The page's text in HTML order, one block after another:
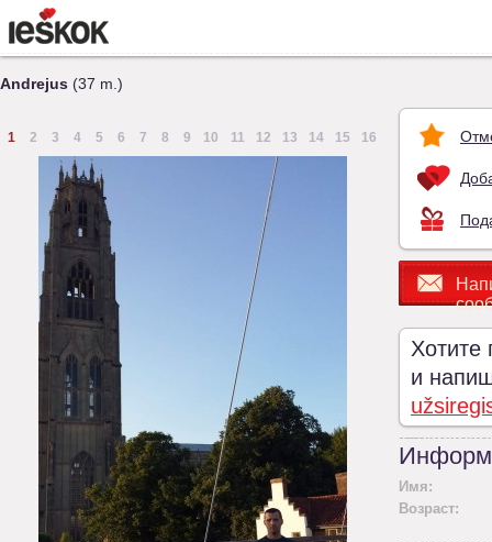
Andrejus (37 m.)
1 2 3 4 5 6 7 8 9 10 11 12 13 14 15 16
Хотите
и
Имя:
Возраст: